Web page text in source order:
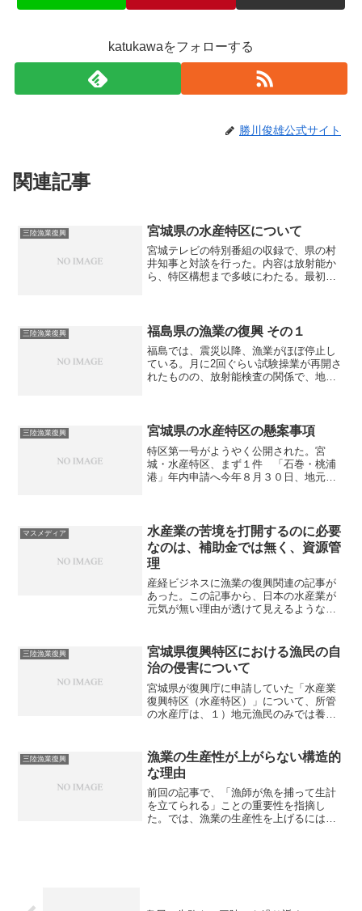
katukawaをフォローする
勝川俊雄公式サイト
関連記事
三陸漁業復興 宮城県の水産特区について
宮城テレビの特別番組の収録で、県の村
井知事と対談を行った。内容は放射能か
ら、特区構想まで多岐にわたる。最初は
釜、東松島、雄勝を回って、...
三陸漁業復興 福島県の漁業の復興 その１
福島では、震災以降、漁業がほぼ停止し
ている。月に2回ぐらい試験操業が再開さ
れたものの、放射能検査の関係で、地元
漁業が再開できるのか、...
三陸漁業復興 宮城県の水産特区の懸案事項
特区第一号がようやく公開された。宮
城・水産特区、まず１件 「石巻・桃浦
港」年内申請へ今年８月３０日、地元漁
「仙台水産」が経営参画する...
マスメディア
水産業の苦境を打開するのに必要
なのは、補助金では無く、資源管
理
産経ビジネスに漁業の復興関連の記事が
あった。この記事から、日本の水産業が
元気が無い理由が透けて見えるような気
産業者、苦境打開へ 世界に活路もアピ
ール不足三陸地方の水産業...
三陸漁業復興
宮城県復興特区における漁民の自
治の侵害について
宮城県が復興庁に申請していた「水産業
復興特区（水産特区）」について、所管
の水産庁は、１）地元漁民のみでは養殖
及ぼさないという要件を満たすと判断
し、昨年４月にゴーサインを...
三陸漁業復興
漁業の生産性が上がらない構造的
な理由
前回の記事で、「漁師が魚を捕って生計
を立てられる」ことの重要性を指摘し
た。では、漁業の生産性を上げるにはど